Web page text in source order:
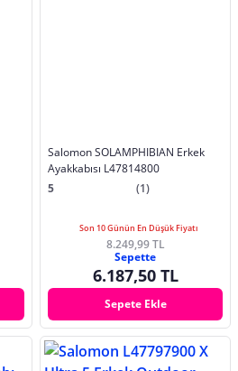
Salomon SOLAMPHIBIAN Erkek
Ayakkabısı L47814800
5
(1)
Son 10 Günün En Düşük Fiyatı
8.249,99 TL
Sepette
6.187,50 TL
Sepete Ekle